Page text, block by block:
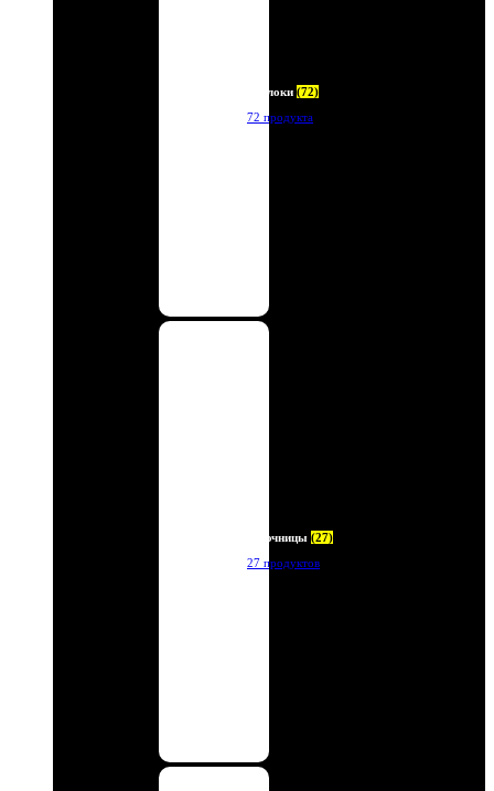
Брелоки (72)
72 продукта
Ключницы (27)
27 продуктов